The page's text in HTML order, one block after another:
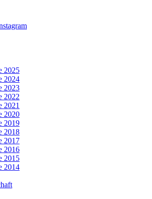
2025
2024
2023
2022
2021
2020
2019
2018
2017
2016
2015
2014